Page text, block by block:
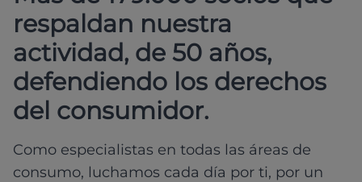
respaldan nuestra
actividad, de 50 años,
defendiendo los derechos
del consumidor.
Como especialistas en todas las áreas de
consumo, luchamos cada día por ti, por un